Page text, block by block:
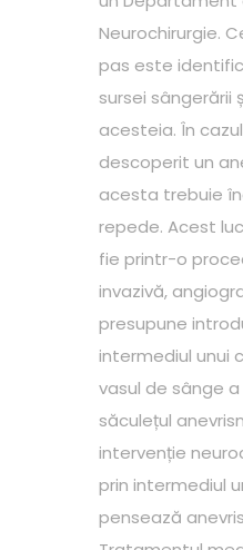
Neurochirurgie.
pas este
sursei sângerării
acesteia. În
descoperit un
acesta trebuie
repede. Acest
fie printr-o
invazivă,
presupune
intermediul unui
vasul de sânge
săculețul
intervenție
prin intermediul
pensează